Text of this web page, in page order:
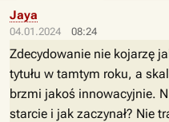
04.01.2024 08:24
Jaya
Zdecydowanie nie kojarzę
tytułu w tamtym roku, a
brzmi jakoś innowacyjnie.
starcie i jak zaczynał? Nie